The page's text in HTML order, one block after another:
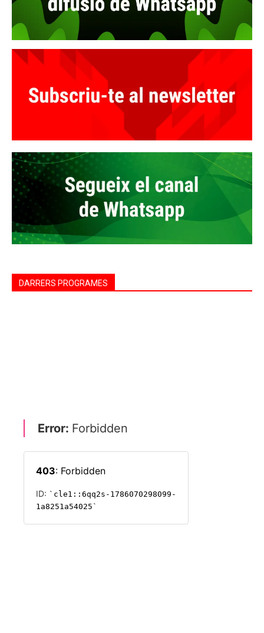
DARRERS PROGRAMES